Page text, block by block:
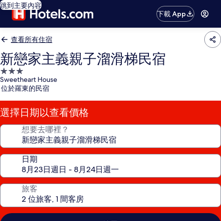
跳到主要內容
下載 App
查看所有住宿
新戀家主義親子溜滑梯民宿
3.0
星
級
住
宿
Sweetheart House
位於羅東的民宿
選擇日期以查看價格
想要去哪裡？
日期
旅客